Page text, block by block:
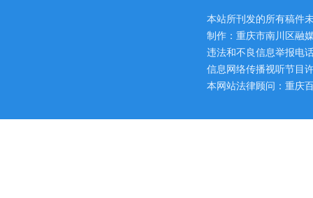
本站所刊发的所有稿件
制作：重庆市南川区融
违法和不良信息举报电
信息网络传播视听节目
本网站法律顾问：重庆